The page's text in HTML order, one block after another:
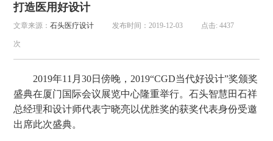
打造医用好设计
文章来源：石头医疗设计 发布时间：2019-12-03 点击: 4437
次
2019年11月30日傍晚，2019“CGD当代好设计”奖颁奖
盛典在厦门国际会议展览中心隆重举行。石头智慧田石祥
总经理和设计师代表宁晓亮以优胜奖的获奖代表身份受邀
出席此次盛典。